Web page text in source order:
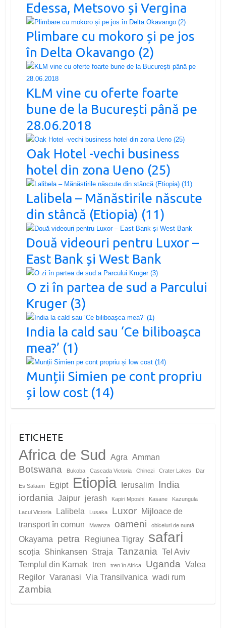
Edessa, Metsovo și Vergina
Plimbare cu mokoro și pe jos
în Delta Okavango (2)
KLM vine cu oferte foarte
bune de la București până pe
28.06.2018
Oak Hotel -vechi business
hotel din zona Ueno (25)
Lalibela – Mănăstirile născute
din stâncă (Etiopia) (11)
Două videouri pentru Luxor –
East Bank și West Bank
O zi în partea de sud a Parcului
Kruger (3)
India la cald sau ‘Ce biliboașca
mea?’ (1)
Munții Simien pe cont propriu
și low cost (14)
ETICHETE
Africa de Sud Agra Amman
Botswana Bukoba Cascada Victoria Chinezi Crater Lakes Dar
Es Salaam Egipt Etiopia Ierusalim India
iordania Jaipur jerash Kapiri Mposhi Kasane Kazungula
Lacul Victoria Lalibela Lusaka Luxor
Mijloace de
transport în comun
Mwanza oameni obiceiuri de nuntă
Okayama petra Regiunea Tigray safari
scoția Shinkansen Straja Tanzania Tel Aviv
Templul din Karnak tren tren în Africa Uganda Valea
Regilor Varanasi Via Transilvanica wadi rum
Zambia